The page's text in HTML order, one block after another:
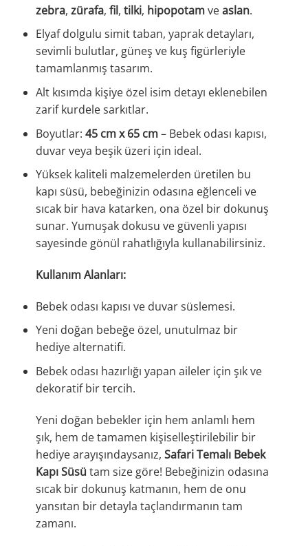
zebra, zürafa, fil, tilki, hipopotamveaslan.
Elyaf dolgulu simit taban, yaprak detayları,
sevimli bulutlar, güneş ve kuş figürleriyle
tamamlanmış tasarım.
Alt kısımda kişiye özel isim detayı eklenebilen
zarif kurdele sarkıtlar.
Boyutlar: 45 cm x 65 cm– Bebek odası kapısı,
duvar veya beşik üzeri için ideal.
Yüksek kaliteli malzemelerden üretilen bu
kapı süsü, bebeğinizin odasına eğlenceli ve
sıcak bir hava katarken, ona özel bir dokunuş
sunar. Yumuşak dokusu ve güvenli yapısı
sayesinde gönül rahatlığıyla kullanabilirsiniz.
Kullanım Alanları:
Bebek odası kapısı ve duvar süslemesi.
Yeni doğan bebeğe özel, unutulmaz bir
hediye alternatifi.
Bebek odası hazırlığı yapan aileler için şık ve
dekoratif bir tercih.
Yeni doğan bebekler için hem anlamlı hem
şık, hem de tamamen kişiselleştirilebilir bir
hediye arayışındaysanız, Safari Temalı Bebek
Kapı Süsü tam size göre! Bebeğinizin odasına
sıcak bir dokunuş katmanın, hem de onu
yansıtan bir detayla taçlandırmanın tam
zamanı.